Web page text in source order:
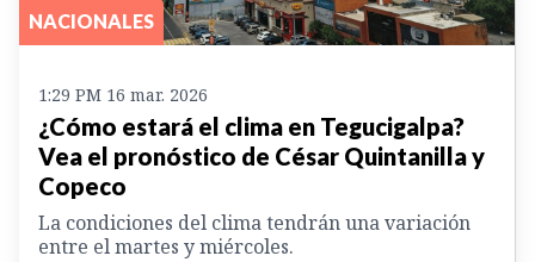
NACIONALES
1:29 PM 16 mar. 2026
¿Cómo estará el clima en Tegucigalpa?
Vea el pronóstico de César Quintanilla y
Copeco
La condiciones del clima tendrán una variación
entre el martes y miércoles.